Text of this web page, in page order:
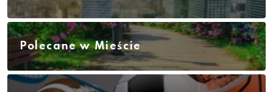
Polecane w Mieście